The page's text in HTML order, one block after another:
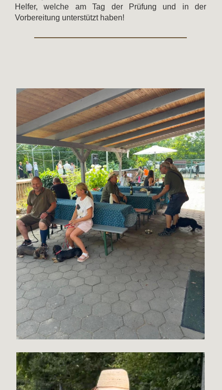
Helfer, welche am Tag der Prüfung und in der
Vorbereitung unterstützt haben!